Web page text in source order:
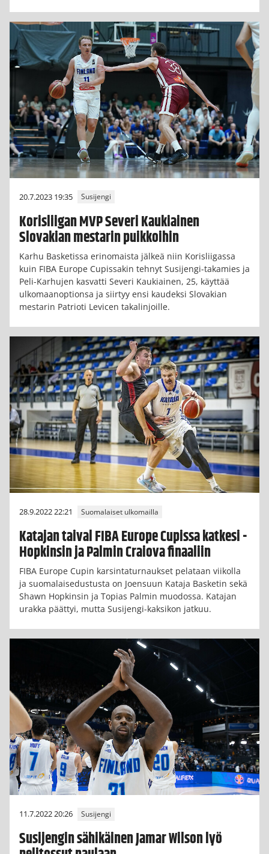
20.7.2023 19:35 Susijengi
Korisliigan MVP Severi Kaukiainen
Slovakian mestarin puikkoihin
Karhu Basketissa erinomaista jälkeä niin Korisliigassa
kuin FIBA Europe Cupissakin tehnyt Susijengi-takamies ja
Peli-Karhujen kasvatti Severi Kaukiainen, 25, käyttää
ulkomaanoptionsa ja siirtyy ensi kaudeksi Slovakian
mestarin Patrioti Levicen takalinjoille.
28.9.2022 22:21 Suomalaiset ulkomailla
Katajan taival FIBA Europe Cupissa katkesi -
Hopkinsin ja Palmin Craiova finaaliin
FIBA Europe Cupin karsintaturnaukset pelataan viikolla
ja suomalaisedustusta on Joensuun Kataja Basketin sekä
Shawn Hopkinsin ja Topias Palmin muodossa. Katajan
urakka päättyi, mutta Susijengi-kaksikon jatkuu.
11.7.2022 20:26 Susijengi
Susijengin sähikäinen Jamar Wilson lyö